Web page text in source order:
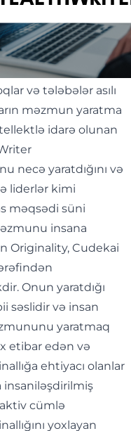
və tələbələr asılı
məzmun yaratma
idarə olunan
necə yaratdığını və
liderlər kimi
məqsədi süni
insana
Originality, Cudekai
Onun yaratdığı
səslidir və insan
yaratmaq
etibar edən və
ehtiyacı olanlar
insaniləşdirilmiş
cümlə
yoxlayan